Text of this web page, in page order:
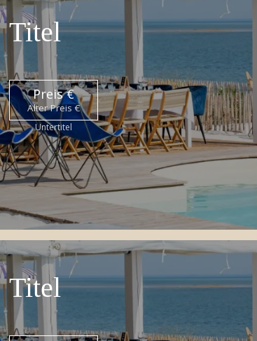
Titel
Preis €
Alter Preis €
Untertitel
Titel